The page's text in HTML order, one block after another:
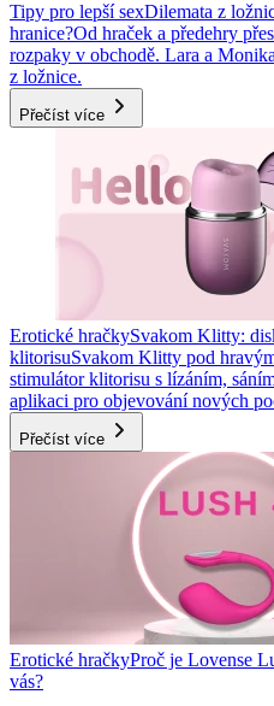
Tipy pro lepší sexDilemata z
hranice?Od hraček a předehry
rozpaky v obchodě. Lara a
z ložnice.
Přečíst více
Erotické hračkySvakom Klitty:
klitorisuSvakom Klitty pod
stimulátor klitorisu s lízáním,
aplikaci pro objevování nových
Přečíst více
Erotické hračkyProč je Lovense
vás?